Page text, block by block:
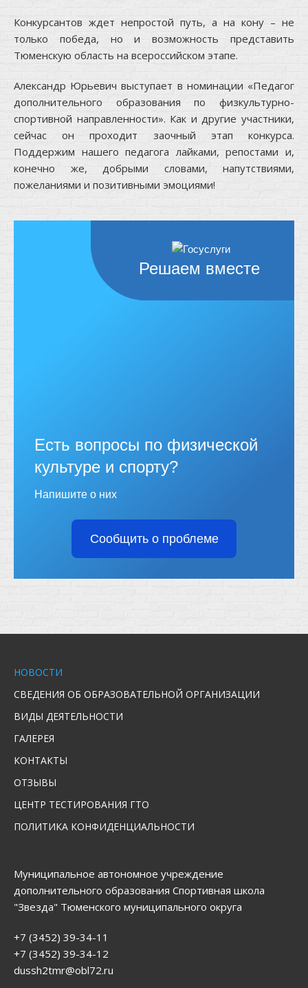
Конкурсантов ждет непростой путь, а на кону – не
только победа, но и возможность представить
Тюменскую область на всероссийском этапе.
Александр Юрьевич выступает в номинации «Педагог
дополнительного образования по физкультурно-
спортивной направленности». Как и другие участники,
сейчас он проходит заочный этап конкурса.
Поддержим нашего педагога лайками, репостами и,
конечно же, добрыми словами, напутствиями,
пожеланиями и позитивными эмоциями!
Решаем вместе
Есть вопросы по физической
культуре и спорту?
Напишите о них
Сообщить о проблеме
НОВОСТИ
СВЕДЕНИЯ ОБ ОБРАЗОВАТЕЛЬНОЙ ОРГАНИЗАЦИИ
ВИДЫ ДЕЯТЕЛЬНОСТИ
ГАЛЕРЕЯ
КОНТАКТЫ
ОТЗЫВЫ
ЦЕНТР ТЕСТИРОВАНИЯ ГТО
ПОЛИТИКА КОНФИДЕНЦИАЛЬНОСТИ
Муниципальное автономное учреждение
дополнительного образования Спортивная школа
"Звезда" Тюменского муниципального округа
+7 (3452) 39-34-11
+7 (3452) 39-34-12
dussh2tmr@obl72.ru